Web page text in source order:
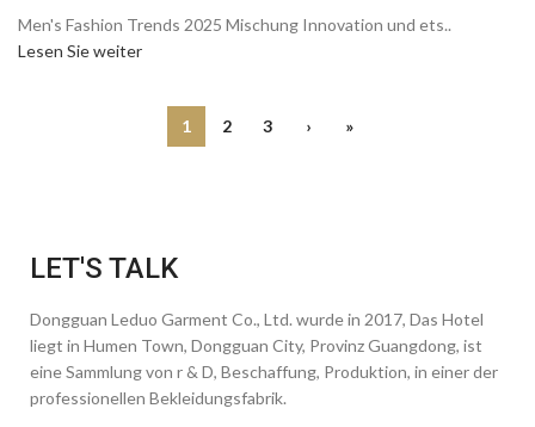
Men's Fashion Trends 2025 Mischung Innovation und ets..
Lesen Sie weiter
1 2 3 › »
LET'S TALK
Dongguan Leduo Garment Co., Ltd. wurde in 2017, Das Hotel
liegt in Humen Town, Dongguan City, Provinz Guangdong, ist
eine Sammlung von r & D, Beschaffung, Produktion, in einer der
professionellen Bekleidungsfabrik.